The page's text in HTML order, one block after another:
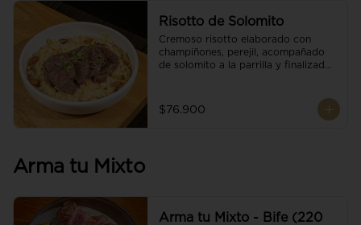
Risotto de Solomito
Cremoso risotto elaborado con
champiñones, perejil, acompañado
de solomito a la parrilla y finalizado
$76.900
Arma tu Mixto
Arma tu Mixto - Bife (220